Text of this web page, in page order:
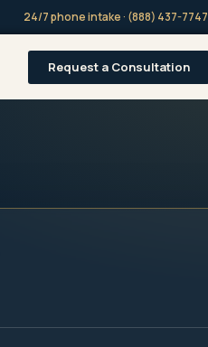
24/7 phone intake · (888) 437-7747
Request a Consultation